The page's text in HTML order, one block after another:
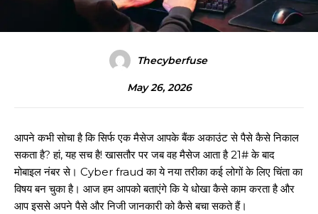
Thecyberfuse
May 26, 2026
आपने कभी सोचा है कि सिर्फ एक मैसेज आपके बैंक अकाउंट से पैसे कैसे निकाल
सकता है? हां, यह सच है! खासतौर पर जब वह मैसेज आता है 21# के बाद
मोबाइल नंबर से। Cyber fraud का ये नया तरीका कई लोगों के लिए चिंता का
विषय बन चुका है। आज हम आपको बताएंगे कि ये धोखा कैसे काम करता है और
आप इससे अपने पैसे और निजी जानकारी को कैसे बचा सकते हैं।